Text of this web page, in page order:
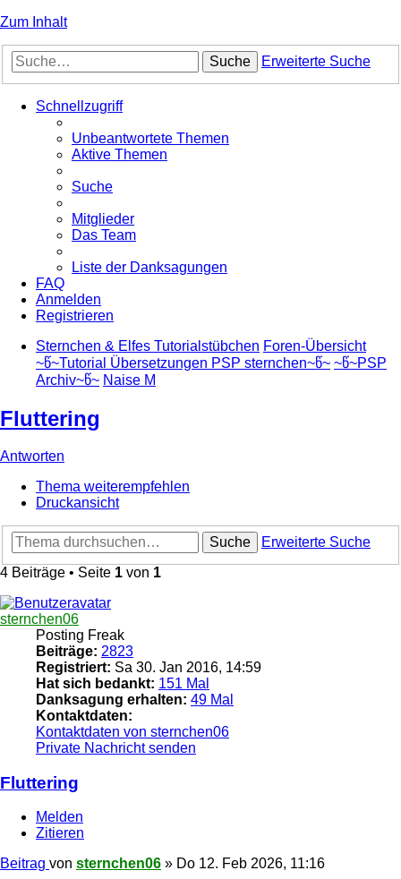
Zum Inhalt
Suche Erweiterte Suche
Schnellzugriff
Unbeantwortete Themen
Aktive Themen
Suche
Mitglieder
Das Team
Liste der Danksagungen
FAQ
Anmelden
Registrieren
Sternchen & Elfes Tutorialstübchen Foren-Übersicht
~წ~Tutorial Übersetzungen PSP sternchen~წ~ ~წ~PSP
Archiv~წ~ Naise M
Fluttering
Antworten
Thema weiterempfehlen
Druckansicht
Suche
Erweiterte Suche
4 Beiträge • Seite 1 von 1
sternchen06
Posting Freak
Beiträge: 2823
Registriert: Sa 30. Jan 2016, 14:59
Hat sich bedankt: 151 Mal
Danksagung erhalten: 49 Mal
Kontaktdaten:
Kontaktdaten von sternchen06
Private Nachricht senden
Fluttering
Melden
Zitieren
Beitrag von sternchen06 » Do 12. Feb 2026, 11:16